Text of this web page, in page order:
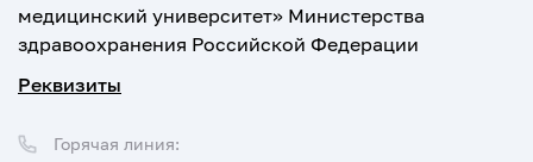
медицинский университет» Министерства
здравоохранения Российской Федерации
Реквизиты
Горячая линия: